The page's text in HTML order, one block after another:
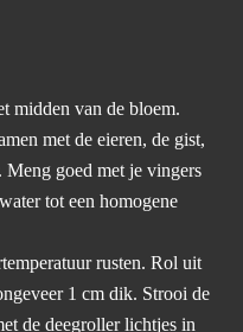
midden van de bloem.
met de eieren, de gist,
Meng goed met je vingers
tot een homogene
rusten. Rol uit
1 cm dik. Strooi de
de deegroller lichtjes in